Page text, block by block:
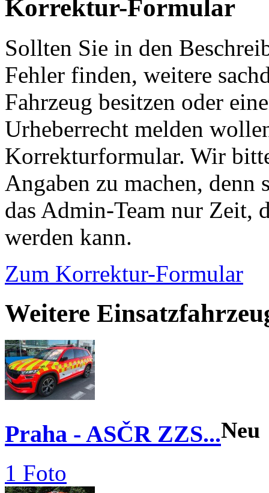
Korrektur-Formular
Sollten Sie in den
Fehler finden, weitere
Fahrzeug besitzen oder
Urheberrecht melden
Korrekturformular. Wir
Angaben zu machen,
das Admin-Team nur Zeit,
werden kann.
Zum Korrektur-Formular
Weitere
Praha - ASČR ZZS...Neu
1 Foto